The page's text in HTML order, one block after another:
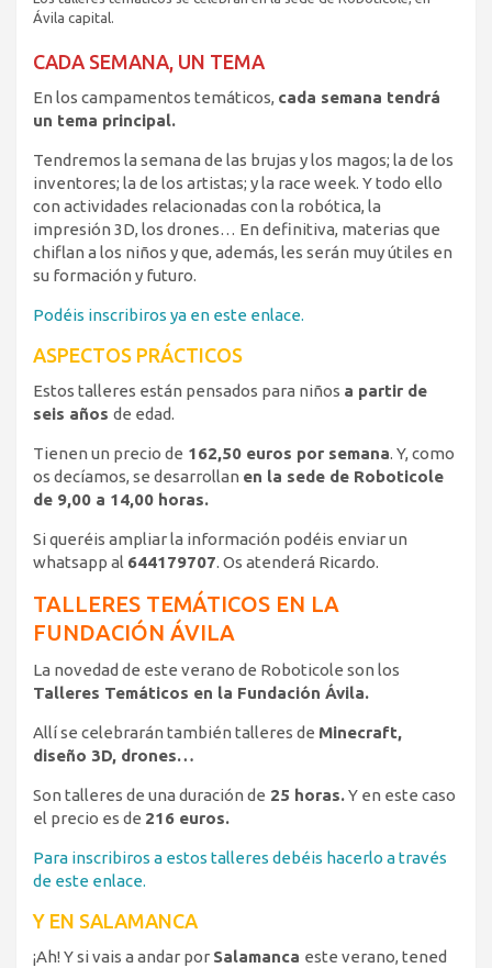
Ávila capital.
CADA SEMANA, UN TEMA
En los campamentos temáticos, cada semana tendrá
un tema principal.
Tendremos la semana de las brujas y los magos; la de los
inventores; la de los artistas; y la race week. Y todo ello
con actividades relacionadas con la robótica, la
impresión 3D, los drones… En definitiva, materias que
chiflan a los niños y que, además, les serán muy útiles en
su formación y futuro.
Podéis inscribiros ya en este enlace.
ASPECTOS PRÁCTICOS
Estos talleres están pensados para niños a partir de
seis años de edad.
Tienen un precio de 162,50 euros por semana. Y, como
os decíamos, se desarrollan en la sede de Roboticole
de 9,00 a 14,00 horas.
Si queréis ampliar la información podéis enviar un
whatsapp al 644179707. Os atenderá Ricardo.
TALLERES TEMÁTICOS EN LA
FUNDACIÓN ÁVILA
La novedad de este verano de Roboticole son los
Talleres Temáticos en la Fundación Ávila.
Allí se celebrarán también talleres de Minecraft,
diseño 3D, drones…
Son talleres de una duración de 25 horas.Y en este caso
el precio es de 216 euros.
Para inscribiros a estos talleres debéis hacerlo a través
de este enlace.
Y EN SALAMANCA
¡Ah! Y si vais a andar por Salamanca este verano, tened